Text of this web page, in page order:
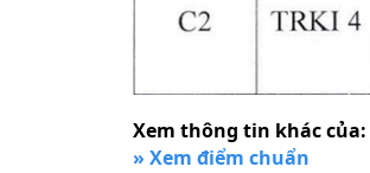
Xem thông tin khác của:
» Xem điểm chuẩn